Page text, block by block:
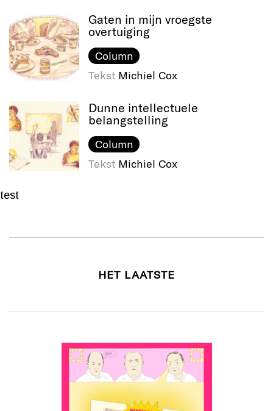
Gaten in mijn vroegste
overtuiging
Column
Tekst Michiel Cox
Dunne intellectuele
belangstelling
Column
Tekst Michiel Cox
test
HET LAATSTE